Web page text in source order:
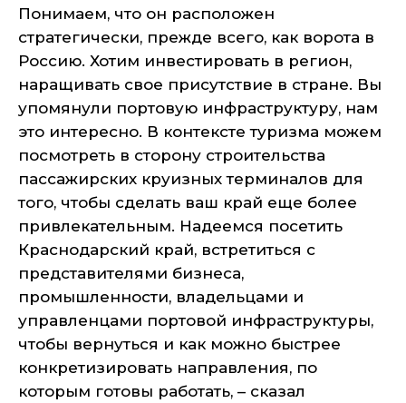
Понимаем, что он расположен
стратегически, прежде всего, как ворота в
Россию. Хотим инвестировать в регион,
наращивать свое присутствие в стране. Вы
упомянули портовую инфраструктуру, нам
это интересно. В контексте туризма можем
посмотреть в сторону строительства
пассажирских круизных терминалов для
того, чтобы сделать ваш край еще более
привлекательным. Надеемся посетить
Краснодарский край, встретиться с
представителями бизнеса,
промышленности, владельцами и
управленцами портовой инфраструктуры,
чтобы вернуться и как можно быстрее
конкретизировать направления, по
которым готовы работать, – сказал